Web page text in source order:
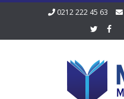
0212 222 45 63